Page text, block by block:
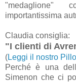
importantissima
Claudia consiglia:
"I clienti di
(Leggi il nostro
Perché è una
Simenon che ci